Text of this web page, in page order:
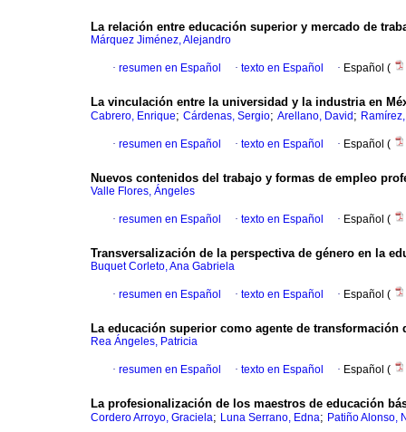
La relación entre educación superior y mercado de
Márquez Jiménez, Alejandro
· resumen en Español · texto en Español · Español (
La vinculación entre la universidad y la industria en
Cabrero, Enrique; Cárdenas, Sergio; Arellano, David ;
· resumen en Español · texto en Español · Español (
Nuevos contenidos del trabajo y formas de empleo
Valle Flores, Ángeles
· resumen en Español · texto en Español · Español (
Transversalización de la perspectiva de género en la
Buquet Corleto, Ana Gabriela
· resumen en Español · texto en Español · Español (
La educación superior como agente de
Rea Ángeles, Patricia
· resumen en Español · texto en Español · Español (
La profesionalización de los maestros de educación
Cordero Arroyo, Graciela; Luna Serrano, Edna; Patiño Alonso,